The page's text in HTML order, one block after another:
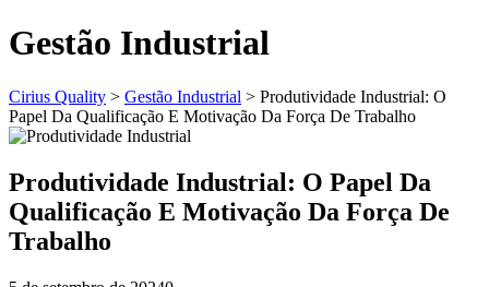
Gestão Industrial
Cirius Quality > Gestão Industrial > Produtividade Industrial: O
Papel Da Qualificação E Motivação Da Força De Trabalho
Produtividade Industrial: O Papel Da
Qualificação E Motivação Da Força De
Trabalho